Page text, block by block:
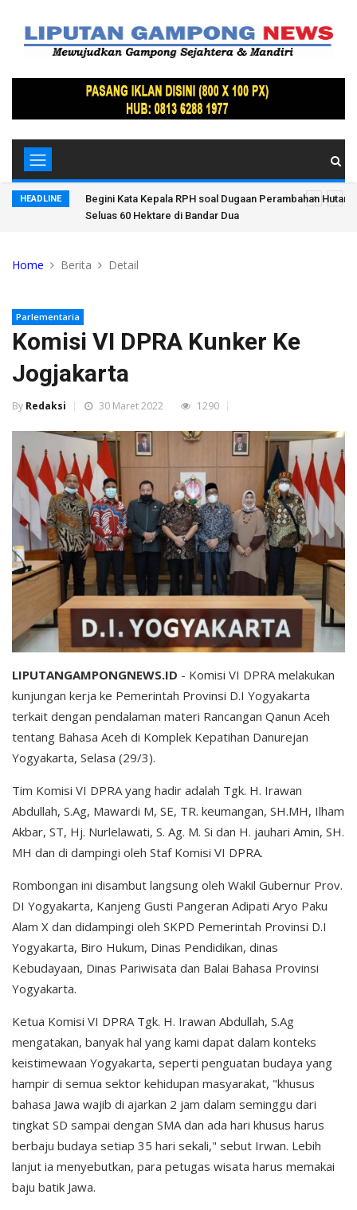
HEADLINE
Merah
Begini Kata Kepala RPH soal Dugaan Perambahan Hutan
Seluas 60 Hektare di Bandar Dua
Home Berita Detail
Parlementaria
Komisi VI DPRA Kunker Ke
Jogjakarta
By Redaksi 30 Maret 2022 1290
LIPUTANGAMPONGNEWS.ID - Komisi VI DPRA melakukan
kunjungan kerja ke Pemerintah Provinsi D.I Yogyakarta
terkait dengan pendalaman materi Rancangan Qanun Aceh
tentang Bahasa Aceh di Komplek Kepatihan Danurejan
Yogyakarta, Selasa (29/3).
Tim Komisi VI DPRA yang hadir adalah Tgk. H. Irawan
Abdullah, S.Ag, Mawardi M, SE, TR. keumangan, SH.MH, Ilham
Akbar, ST, Hj. Nurlelawati, S. Ag. M. Si dan H. jauhari Amin, SH.
MH dan di dampingi oleh Staf Komisi VI DPRA.
Rombongan ini disambut langsung oleh Wakil Gubernur Prov.
DI Yogyakarta, Kanjeng Gusti Pangeran Adipati Aryo Paku
Alam X dan didampingi oleh SKPD Pemerintah Provinsi D.I
Yogyakarta, Biro Hukum, Dinas Pendidikan, dinas
Kebudayaan, Dinas Pariwisata dan Balai Bahasa Provinsi
Yogyakarta.
Ketua Komisi VI DPRA Tgk. H. Irawan Abdullah, S.Ag
mengatakan, banyak hal yang kami dapat dalam konteks
keistimewaan Yogyakarta, seperti penguatan budaya yang
hampir di semua sektor kehidupan masyarakat, "khusus
bahasa Jawa wajib di ajarkan 2 jam dalam seminggu dari
tingkat SD sampai dengan SMA dan ada hari khusus harus
berbaju budaya setiap 35 hari sekali," sebut Irwan. Lebih
lanjut ia menyebutkan, para petugas wisata harus memakai
baju batik Jawa.